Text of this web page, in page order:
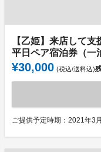
【乙姫】来店して
平日ペア宿泊券（一
¥30,000 (税込/送料込)
ご提供予定時期：2021年3